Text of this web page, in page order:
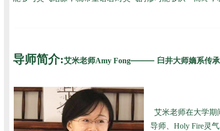
导师简介:艾米老师Amy Fong—— 臼井大师嫡系传
艾米老师在大学期
导师、Holy Fire灵